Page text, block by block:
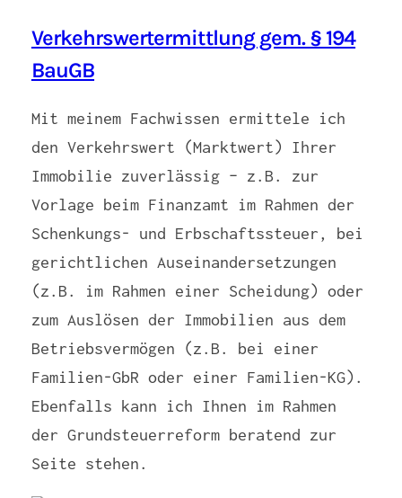
Verkehrswertermittlung gem. § 194
BauGB
Mit meinem Fachwissen ermittele ich
den Verkehrswert (Marktwert) Ihrer
Immobilie zuverlässig – z.B. zur
Vorlage beim Finanzamt im Rahmen der
Schenkungs- und Erbschaftssteuer, bei
gerichtlichen Auseinandersetzungen
(z.B. im Rahmen einer Scheidung) oder
zum Auslösen der Immobilien aus dem
Betriebsvermögen (z.B. bei einer
Familien-GbR oder einer Familien-KG).
Ebenfalls kann ich Ihnen im Rahmen
der Grundsteuerreform beratend zur
Seite stehen.